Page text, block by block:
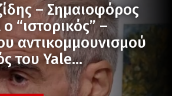
– Σημαιοφόρος
“ιστορικός” –
αντικομμουνισμού
του Yale…